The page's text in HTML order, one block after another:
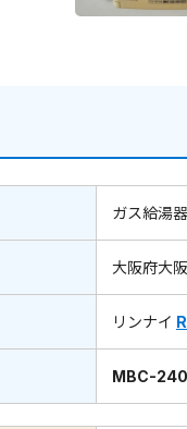
ガス給湯
大阪府大
リンナイ
MBC-